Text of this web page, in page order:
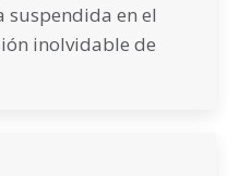
suspendida en el
inolvidable de